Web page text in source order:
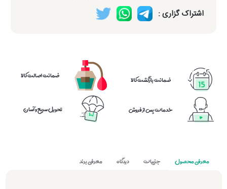
اشتراک گزاری :
ضمانت بازگشت کالا ضمانت اصالت کالا
خدمات پس از فروش تحویل سریع و آسان
معرفی محصول جزییات دیدگاه معرفی برند